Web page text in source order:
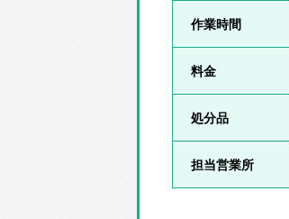
作業時間
料金
処分品
担当営業所